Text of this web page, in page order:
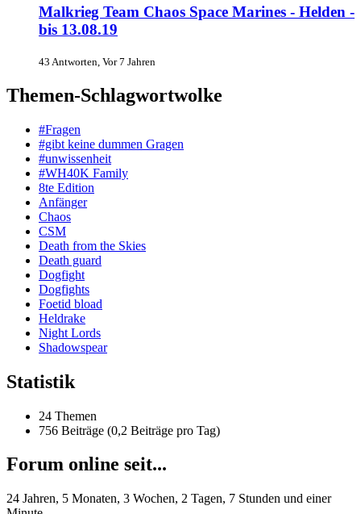
Malkrieg Team Chaos Space Marines - Helden -
bis 13.08.19
43 Antworten, Vor 7 Jahren
Themen-Schlagwortwolke
#Fragen
#gibt keine dummen Gragen
#unwissenheit
#WH40K Family
8te Edition
Anfänger
Chaos
CSM
Death from the Skies
Death guard
Dogfight
Dogfights
Foetid bload
Heldrake
Night Lords
Shadowspear
Statistik
24 Themen
756 Beiträge (0,2 Beiträge pro Tag)
Forum online seit...
24 Jahren, 5 Monaten, 3 Wochen, 2 Tagen, 7 Stunden und einer